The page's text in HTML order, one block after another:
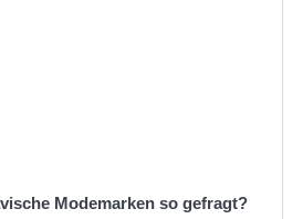
Modemarken so gefragt?